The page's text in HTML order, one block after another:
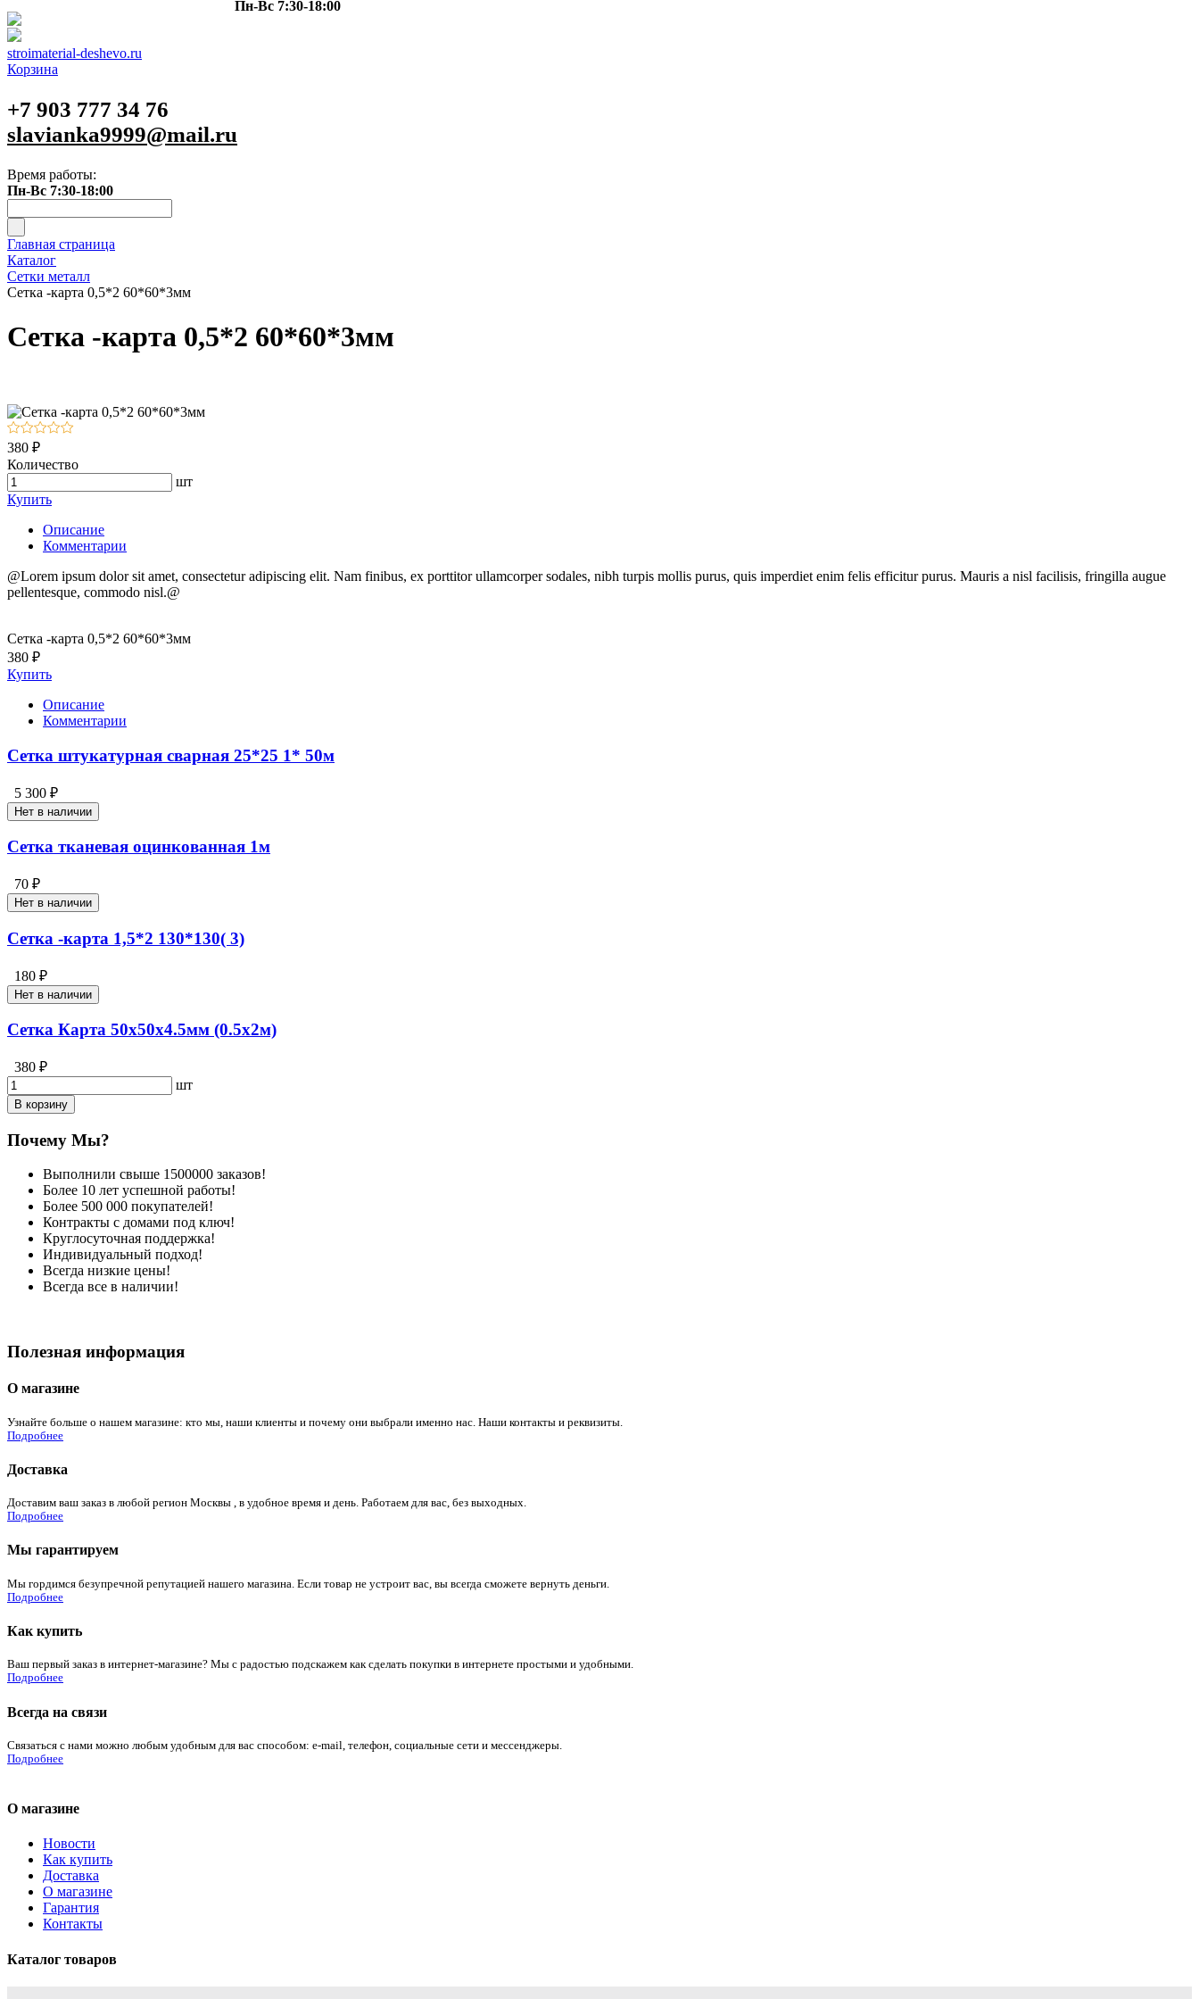
Пн-Вс 7:30-18:00
stroimaterial-deshevo.ru
Корзина
+7 903 777 34 76
slavianka9999@mail.ru
Время работы:
Пн-Вс 7:30-18:00
Главная страница
Каталог
Сетки металл
Сетка -карта 0,5*2 60*60*3мм
Сетка -карта 0,5*2 60*60*3мм
380 ₽
Количество
шт
Купить
Описание
Комментарии
@Lorem ipsum dolor sit amet, consectetur adipiscing elit. Nam finibus, ex porttitor ullamcorper sodales, nibh turpis mollis purus, quis imperdiet enim felis efficitur purus. Mauris a nisl facilisis, fringilla augue
pellentesque, commodo nisl.@
Сетка -карта 0,5*2 60*60*3мм
380 ₽
Купить
Описание
Комментарии
Сетка штукатурная сварная 25*25 1* 50м
5 300 ₽
Нет в наличии
Сетка тканевая оцинкованная 1м
70 ₽
Нет в наличии
Сетка -карта 1,5*2 130*130( 3)
180 ₽
Нет в наличии
Сетка Карта 50х50х4.5мм (0.5х2м)
380 ₽
шт
В корзину
Почему Мы?
Выполнили свыше 1500000 заказов!
Более 10 лет успешной работы!
Более 500 000 покупателей!
Контракты с домами под ключ!
Круглосуточная поддержка!
Индивидуальный подход!
Всегда низкие цены!
Всегда все в наличии!
Полезная информация
О магазине
Узнайте больше о нашем магазине: кто мы, наши клиенты и почему они выбрали именно нас. Наши контакты и реквизиты.
Подробнее
Доставка
Доставим ваш заказ в любой регион Москвы , в удобное время и день. Работаем для вас, без выходных.
Подробнее
Мы гарантируем
Мы гордимся безупречной репутацией нашего магазина. Если товар не устроит вас, вы всегда сможете вернуть деньги.
Подробнее
Как купить
Ваш первый заказ в интернет-магазине? Мы с радостью подскажем как сделать покупки в интернете простыми и удобными.
Подробнее
Всегда на связи
Связаться с нами можно любым удобным для вас способом: e-mail, телефон, социальные сети и мессенджеры.
Подробнее
О магазине
Новости
Как купить
Доставка
О магазине
Гарантия
Контакты
Каталог товаров